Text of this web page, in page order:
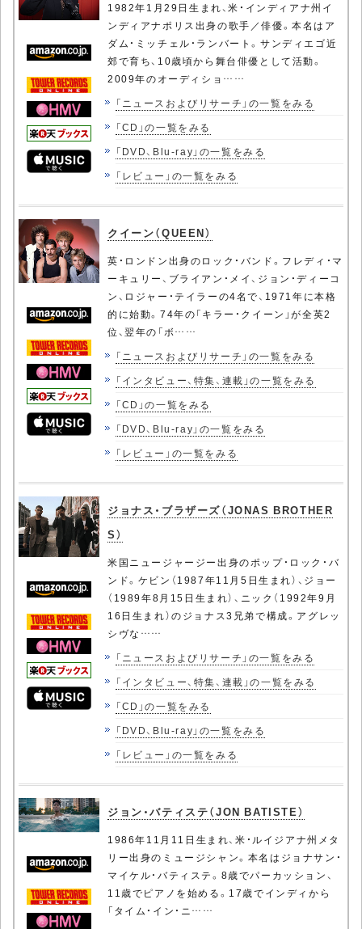
1982年1月29日生まれ、米・インディアナ州イ
ンディアナポリス出身の歌手／俳優。本名はア
ダム・ミッチェル・ランバート。サンディエゴ近
郊で育ち、10歳頃から舞台俳優として活動。
2009年のオーディショ……
「ニュースおよびリサーチ」の一覧をみる
「CD」の一覧をみる
「DVD、Blu-ray」の一覧をみる
「レビュー」の一覧をみる
クイーン（QUEEN）
英・ロンドン出身のロック・バンド。フレディ・マ
ーキュリー、ブライアン・メイ、ジョン・ディーコ
ン、ロジャー・テイラーの4名で、1971年に本格
的に始動。74年の「キラー・クイーン」が全英2
位、翌年の「ボ……
「ニュースおよびリサーチ」の一覧をみる
「インタビュー、特集、連載」の一覧をみる
「CD」の一覧をみる
「DVD、Blu-ray」の一覧をみる
「レビュー」の一覧をみる
ジョナス・ブラザーズ（JONAS BROTHER
S）
米国ニュージャージー出身のポップ・ロック・バ
ンド。ケビン（1987年11月5日生まれ）、ジョー
（1989年8月15日生まれ）、ニック（1992年9月
16日生まれ）のジョナス3兄弟で構成。アグレッ
シヴな……
「ニュースおよびリサーチ」の一覧をみる
「インタビュー、特集、連載」の一覧をみる
「CD」の一覧をみる
「DVD、Blu-ray」の一覧をみる
「レビュー」の一覧をみる
ジョン・バティステ（JON BATISTE）
1986年11月11日生まれ、米・ルイジアナ州メタ
リー出身のミュージシャン。本名はジョナサン・
マイケル・バティステ。8歳でパーカッション、
11歳でピアノを始める。17歳でインディから
「タイム・イン・ニ……